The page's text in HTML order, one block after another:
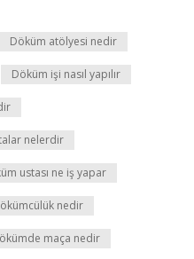
Döküm atölyesi nedir
Döküm işi nasıl yapılır
nelerdir
ustası ne iş yapar
nedir
maça nedir